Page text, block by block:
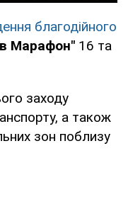
благодійного
Марафон" 16 та
заходу
а також
зон поблизу